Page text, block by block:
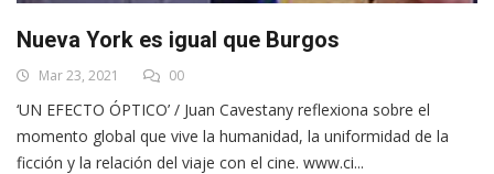
Nueva York es igual que Burgos
Mar 23, 2021 00
‘UN EFECTO ÓPTICO’ / Juan Cavestany reflexiona sobre el
momento global que vive la humanidad, la uniformidad de la
ficción y la relación del viaje con el cine. www.ci...